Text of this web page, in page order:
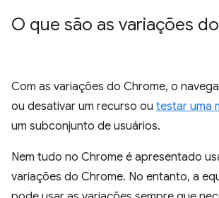
O que são as variações
Com as variações do Chrome, o
ou desativar um recurso ou testar uma
um subconjunto de usuários.
Nem tudo no Chrome é apresentado
variações do Chrome. No entanto, a